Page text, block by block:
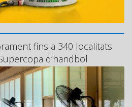
fins a 340 localitats
d’handbol